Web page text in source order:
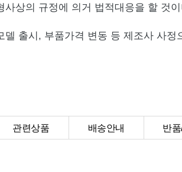
사상의 규정에 의거 법적대응을 할 것
델 출시, 부품가격 변동 등 제조사 사정
관련상품 배송안내 반